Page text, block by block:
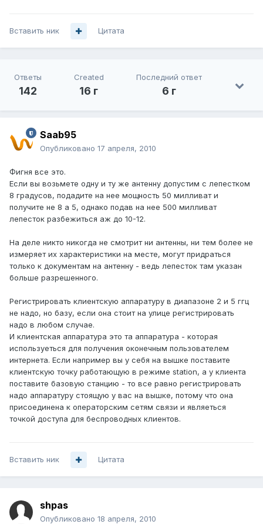
Вставить ник Цитата
Ответы
142
Created
16 г
Последний ответ
6 г
Saab95
Опубликовано 17 апреля, 2010
Фигня все это.
Если вы возьмете одну и ту же антенну допустим с лепестком
8 градусов, подадите на нее мощность 50 милливат и
получите не 8 а 5, однако подав на нее 500 милливат
лепесток разбежиться аж до 10-12.
На деле никто никогда не смотрит ни антенны, ни тем более не
измеряет их характеристики на месте, могут придраться
только к документам на антенну - ведь лепесток там указан
больше разрешенного.
Регистрировать клиентскую аппаратуру в диапазоне 2 и 5 ггц
не надо, но базу, если она стоит на улице регистрировать
надо в любом случае.
И клиентская аппаратура это та аппаратура - которая
используеться для получения оконечным пользователем
интернета. Если например вы у себя на вышке поставите
клиентскую точку работающую в режиме station, а у клиента
поставите базовую станцию - то все равно регистрировать
надо аппаратуру стоящую у вас на вышке, потому что она
присоединена к операторским сетям связи и являеться
точкой доступа для беспроводных клиентов.
Вставить ник Цитата
shpas
Опубликовано 18 апреля, 2010